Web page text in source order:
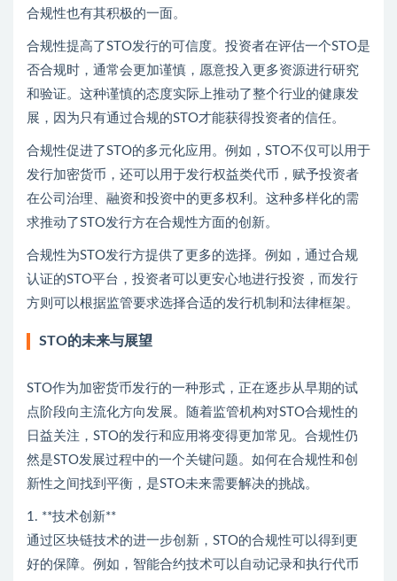
合规性也有其积极的一面。
合规性提高了STO发行的可信度。投资者在评估一个STO是
否合规时，通常会更加谨慎，愿意投入更多资源进行研究
和验证。这种谨慎的态度实际上推动了整个行业的健康发
展，因为只有通过合规的STO才能获得投资者的信任。
合规性促进了STO的多元化应用。例如，STO不仅可以用于
发行加密货币，还可以用于发行权益类代币，赋予投资者
在公司治理、融资和投资中的更多权利。这种多样化的需
求推动了STO发行方在合规性方面的创新。
合规性为STO发行方提供了更多的选择。例如，通过合规
认证的STO平台，投资者可以更安心地进行投资，而发行
方则可以根据监管要求选择合适的发行机制和法律框架。
STO的未来与展望
STO作为加密货币发行的一种形式，正在逐步从早期的试
点阶段向主流化方向发展。随着监管机构对STO合规性的
日益关注，STO的发行和应用将变得更加常见。合规性仍
然是STO发展过程中的一个关键问题。如何在合规性和创
新性之间找到平衡，是STO未来需要解决的挑战。
1. **技术创新**
通过区块链技术的进一步创新，STO的合规性可以得到更
好的保障。例如，智能合约技术可以自动记录和执行代币